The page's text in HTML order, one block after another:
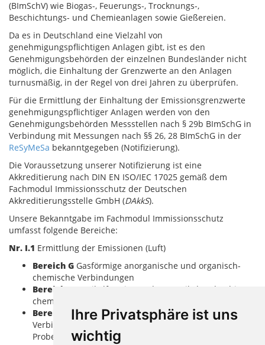
Ihre Privatsphäre ist uns
wichtig
(BImSchV) wie Biogas-, Feuerungs-, Trocknungs-,
Beschichtungs- und Chemieanlagen sowie Gießereien.
Da es in Deutschland eine Vielzahl von
genehmigungspflichtigen Anlagen gibt, ist es den
Genehmigungsbehörden der einzelnen Bundesländer nicht
möglich, die Einhaltung der Grenzwerte an den Anlagen
turnusmäßig, in der Regel von drei Jahren zu überprüfen.
Für die Ermittlung der Einhaltung der Emissionsgrenzwerte
genehmigungspflichtiger Anlagen werden von den
Genehmigungsbehörden Messstellen nach § 29b BImSchG in
Verbindung mit Messungen nach §§ 26, 28 BImSchG in der
ReSyMeSa bekanntgegeben (Notifizierung).
Die Voraussetzung unserer Notifizierung ist eine
Akkreditierung nach DIN EN ISO/IEC 17025 gemäß dem
Fachmodul Immissionsschutz der Deutschen
Akkreditierungsstelle GmbH (DAkkS).
Unsere Bekanntgabe im Fachmodul Immissionsschutz
umfasst folgende Bereiche:
Nr. I.1 Ermittlung der Emissionen (Luft)
Bereich G Gasförmige anorganische und organisch-
chemische Verbindungen
Bereich P
Partikelförmige und an Partikeln adsorbierte
chemische Verbindungen
Bereich SpSpezielle Probenahme von Stoffen und
Verbindungen, die einen besonderen Aufwand bei der
Probenahme und Analyse erfordern